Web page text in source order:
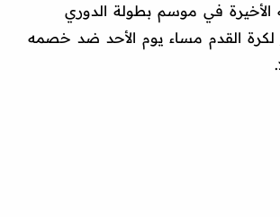
الأخيرة في موسم بطولة الدوري
لكرة القدم مساء يوم الأحد ضد خصمه